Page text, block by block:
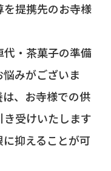
提携先のお寺様
・茶菓子の準備
みがございま
、お寺様での供
受けいたします
抑えることが可